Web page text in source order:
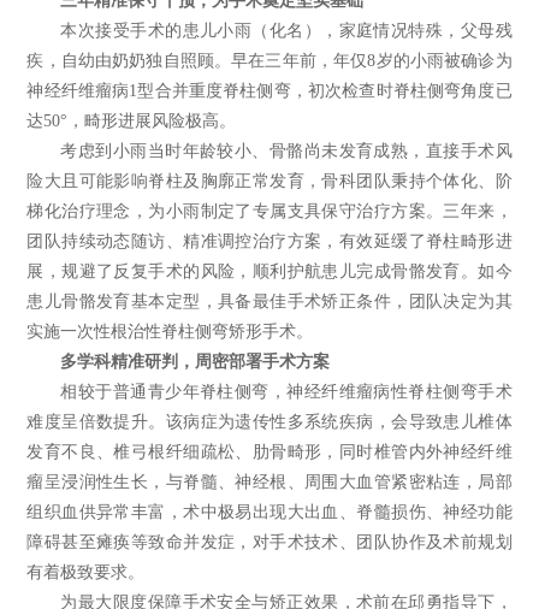
本次接受手术的患儿小雨（化名），家庭情况特殊，父母残
疾，自幼由奶奶独自照顾。早在三年前，年仅8岁的小雨被确诊为
神经纤维瘤病1型合并重度脊柱侧弯，初次检查时脊柱侧弯角度已
达50°，畸形进展风险极高。
考虑到小雨当时年龄较小、骨骼尚未发育成熟，直接手术风
险大且可能影响脊柱及胸廓正常发育，骨科团队秉持个体化、阶
梯化治疗理念，为小雨制定了专属支具保守治疗方案。三年来，
团队持续动态随访、精准调控治疗方案，有效延缓了脊柱畸形进
展，规避了反复手术的风险，顺利护航患儿完成骨骼发育。如今
患儿骨骼发育基本定型，具备最佳手术矫正条件，团队决定为其
实施一次性根治性脊柱侧弯矫形手术。
多学科精准研判，周密部署手术方案
相较于普通青少年脊柱侧弯，神经纤维瘤病性脊柱侧弯手术
难度呈倍数提升。该病症为遗传性多系统疾病，会导致患儿椎体
发育不良、椎弓根纤细疏松、肋骨畸形，同时椎管内外神经纤维
瘤呈浸润性生长，与脊髓、神经根、周围大血管紧密粘连，局部
组织血供异常丰富，术中极易出现大出血、脊髓损伤、神经功能
障碍甚至瘫痪等致命并发症，对手术技术、团队协作及术前规划
有着极致要求。
为最大限度保障手术安全与矫正效果，术前在邱勇指导下，